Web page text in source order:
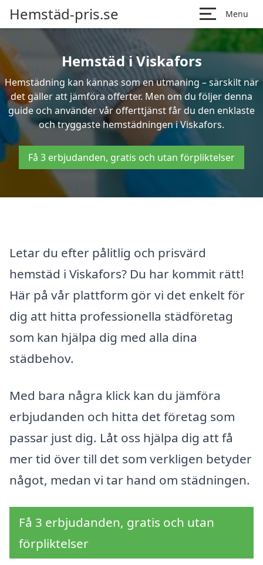
Hemstäd-pris.se Menu
Hemstäd i Viskafors
Hemstädning kan kännas som en utmaning – särskilt när
det gäller att jämföra offerter. Men om du följer denna
guide och använder vår offerttjänst får du den enklaste
och tryggaste hemstädningen i Viskafors.
Få 3 erbjudanden, gratis och utan förpliktelser
Letar du efter pålitlig och prisvärd
hemstäd i Viskafors? Du har kommit rätt!
Här på vår plattform gör vi det enkelt för
dig att hitta professionella städföretag
som kan hjälpa dig med alla dina
städbehov.
Med bara några klick kan du jämföra
erbjudanden och hitta det företag som
passar just dig. Låt oss hjälpa dig att få
mer tid över till det som verkligen betyder
något, medan vi tar hand om städningen.
Få 3 erbjudanden, gratis och utan
förpliktelser